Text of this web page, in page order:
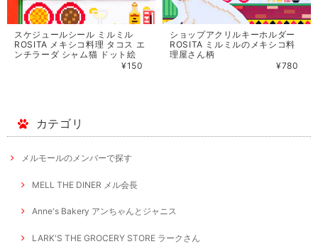
スケジュールシール ミルミル
ROSITA メキシコ料理 タコス エ
ンチラーダ シャム猫 ドット絵
¥150
ショップアクリルキーホルダー
ROSITA ミルミルのメキシコ料
理屋さん柄
¥780
カテゴリ
メルモールのメンバーで探す
MELL THE DINER メル会長
Anne's Bakery アンちゃんとジャニス
LARK'S THE GROCERY STORE ラークさん